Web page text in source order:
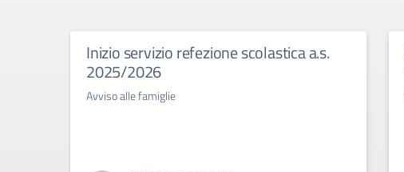
Inizio servizio refezione scolastica a.s.
2025/2026
Avviso alle famiglie